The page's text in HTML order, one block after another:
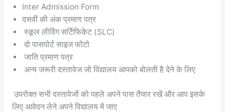
Inter Admission Form
दसवीं की अंक प्रमाण पत्र
स्कूल लीविंग सर्टिफिकेट (SLC)
दो पासपोर्ट साइज फोटो
जाति प्रमाण पत्र
अन्य जरूरी दस्तावेज जो विद्यालय आपको बोलती है देने के लिए
उपरोक्त सभी दस्तावेजों को पहले अपने पास तैयार रखें और आप इसके
लिए आवेदन लेने अपने विद्यालय में जाए